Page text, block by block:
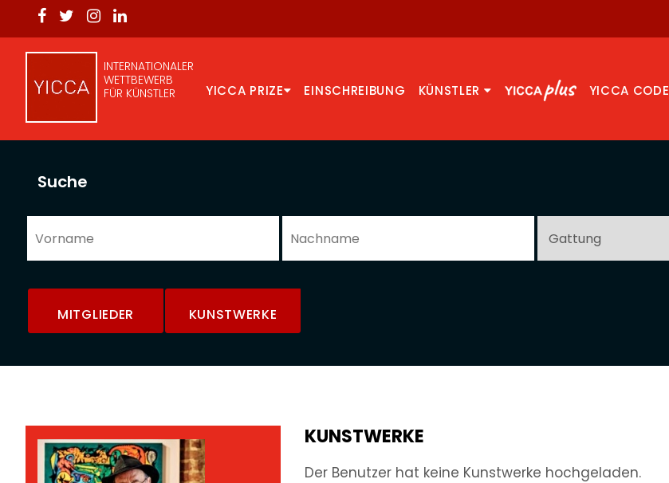
INTERNATIONALER
WETTBEWERB
FÜR KÜNSTLER
YICCA PRIZE EINSCHREIBUNG KÜNSTLER YICCA CODE
Suche
MITGLIEDER KUNSTWERKE
KUNSTWERKE
Der Benutzer hat keine Kunstwerke hochgeladen.